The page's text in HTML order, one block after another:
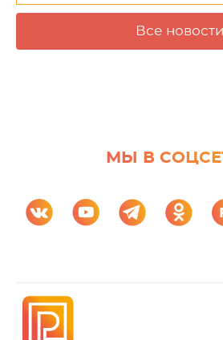
Все новости
МЫ В